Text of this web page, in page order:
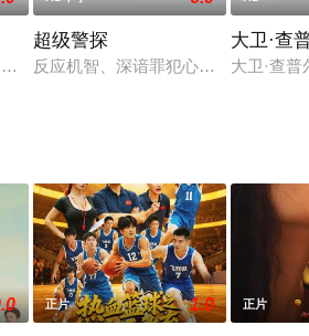
到了江湖人士人人垂涎三尺的武林圣
超级警探
反应机智、深谙罪犯心理的史考特(
大卫·查
大卫·查
正片 1.0 正片